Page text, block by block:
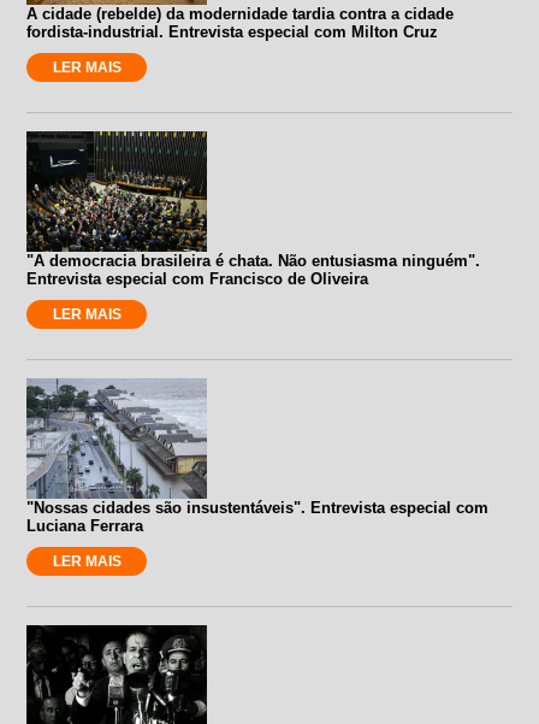
A cidade (rebelde) da modernidade tardia contra a cidade
fordista-industrial. Entrevista especial com Milton Cruz
LER MAIS
"A democracia brasileira é chata. Não entusiasma ninguém".
Entrevista especial com Francisco de Oliveira
LER MAIS
"Nossas cidades são insustentáveis". Entrevista especial com
Luciana Ferrara
LER MAIS